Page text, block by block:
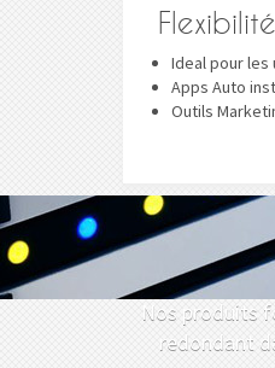
Ideal pour les
Apps Auto
Outils
Nos produits
redondant